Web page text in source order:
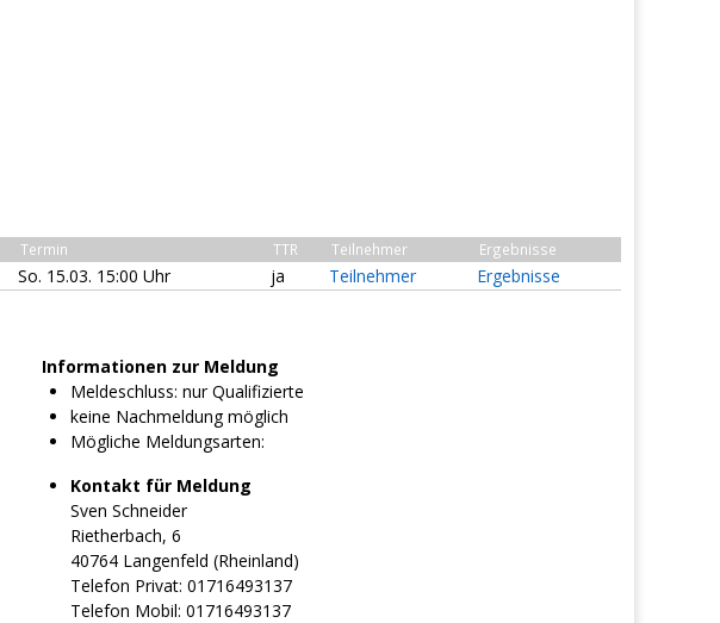
Termin TTR Teilnehmer Ergebnisse
So. 15.03. 15:00 Uhr ja Teilnehmer Ergebnisse
Informationen zur Meldung
Meldeschluss: nur Qualifizierte
keine Nachmeldung möglich
Mögliche Meldungsarten:
Kontakt für Meldung
Sven Schneider
Rietherbach, 6
40764 Langenfeld (Rheinland)
Telefon Privat: 01716493137
Telefon Mobil: 01716493137